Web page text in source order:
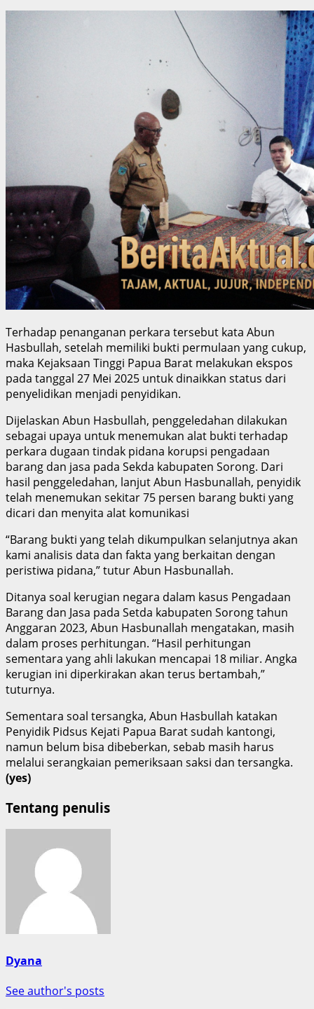
Terhadap penanganan perkara tersebut kata Abun
Hasbullah, setelah memiliki bukti permulaan yang cukup,
maka Kejaksaan Tinggi Papua Barat melakukan ekspos
pada tanggal 27 Mei 2025 untuk dinaikkan status dari
penyelidikan menjadi penyidikan.
Dijelaskan Abun Hasbullah, penggeledahan dilakukan
sebagai upaya untuk menemukan alat bukti terhadap
perkara dugaan tindak pidana korupsi pengadaan
barang dan jasa pada Sekda kabupaten Sorong. Dari
hasil penggeledahan, lanjut Abun Hasbunallah, penyidik
telah menemukan sekitar 75 persen barang bukti yang
dicari dan menyita alat komunikasi
“Barang bukti yang telah dikumpulkan selanjutnya akan
kami analisis data dan fakta yang berkaitan dengan
peristiwa pidana,” tutur Abun Hasbunallah.
Ditanya soal kerugian negara dalam kasus Pengadaan
Barang dan Jasa pada Setda kabupaten Sorong tahun
Anggaran 2023, Abun Hasbunallah mengatakan, masih
dalam proses perhitungan. “Hasil perhitungan
sementara yang ahli lakukan mencapai 18 miliar. Angka
kerugian ini diperkirakan akan terus bertambah,”
tuturnya.
Sementara soal tersangka, Abun Hasbullah katakan
Penyidik Pidsus Kejati Papua Barat sudah kantongi,
namun belum bisa dibeberkan, sebab masih harus
melalui serangkaian pemeriksaan saksi dan tersangka.
(yes)
Tentang penulis
Dyana
See author's posts